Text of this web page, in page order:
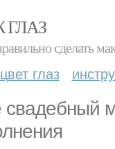
сделать
цвет глаз